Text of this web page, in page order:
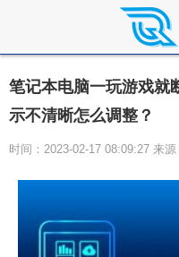
笔记本电脑一玩游戏就
示不清晰怎么调整？
时间：2023-02-17 08:09:27 来源